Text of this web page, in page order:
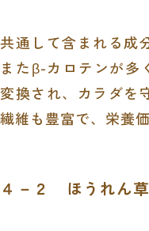
共通して含まれる成
またβ-カロテンが多
変換され、カラダを
繊維も豊富で、栄養
４－２ ほうれん